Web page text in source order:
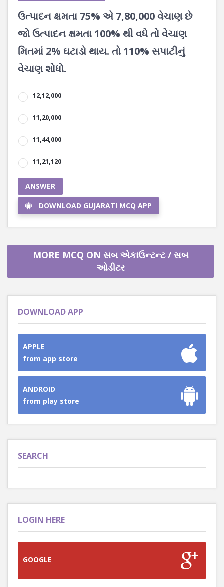
ઉત્પાદન ક્ષમતા 75% એ 7,80,000 વેચાણ છે
જો ઉત્પાદન ક્ષમતા 100% થી વધે તો વેચાણ
મિતમાં 2% ઘટાડો થાય. તો 110% સપાટીનું
વેચાણ શોધો.
12,12,000
11,20,000
11,44,000
11,21,120
ANSWER
DOWNLOAD GUJARATI MCQ APP
MORE MCQ ON સબ એકાઉન્ટન્ટ / સબ
ઓડીટર
DOWNLOAD APP
APPLE
from app store
ANDROID
from play store
SEARCH
LOGIN HERE
GOOGLE